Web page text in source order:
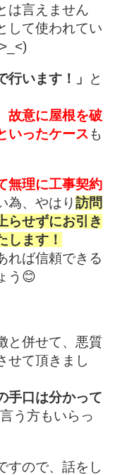
は言えません
して使われてい
行います！」
と
故意に屋根を破
いったケースも
無理に工事契約
為、やはり訪問
らせずにお引き
します！
れば信頼できる
う😊
と併せて、悪質
せて頂きまし
手口は分かって
う方もいらっ
すので、話をし